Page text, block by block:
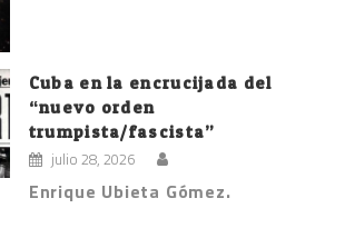
Cuba en la encrucijada del
“nuevo orden
trumpista/fascista”
julio 28, 2026
Enrique Ubieta Gómez.